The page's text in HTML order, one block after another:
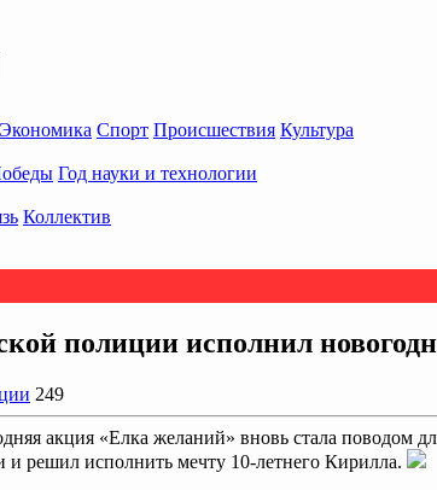
Экономика Спорт Происшествия Культура
Год науки и технологии
Коллектив
полиции исполнил
249
акция «Елка желаний» вновь стала
и решил исполнить мечту 10‑летнего Кирилла.